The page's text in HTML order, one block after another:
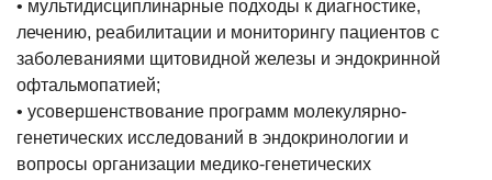
• мультидисциплинарные подходы к диагностике,
лечению, реабилитации и мониторингу пациентов с
заболеваниями щитовидной железы и эндокринной
офтальмопатией;
• усовершенствование программ молекулярно-
генетических исследований в эндокринологии и
вопросы организации медико-генетических